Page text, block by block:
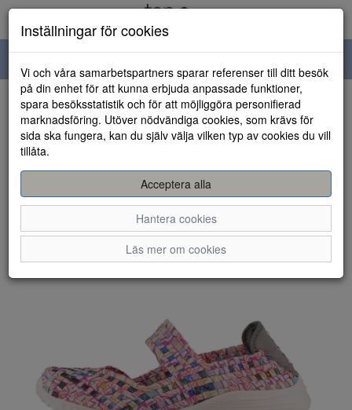
navigation
HEM
Inställningar för cookies
Vi och våra samarbetspartners sparar referenser till ditt besök
på din enhet för att kunna erbjuda anpassade funktioner,
spara besöksstatistik och för att möjliggöra personifierad
marknadsföring. Utöver nödvändiga cookies, som krävs för
sida ska fungera, kan du själv välja vilken typ av cookies du vill
tillåta.
Acceptera alla
Hantera cookies
Läs mer om cookies